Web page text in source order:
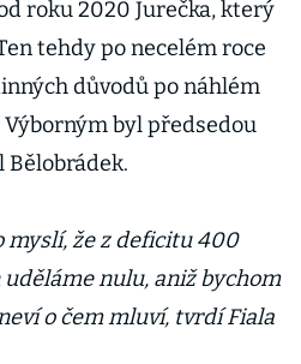
roku 2020 Jurečka, který
tehdy po necelém roce
důvodů po náhlém
byl předsedou
Bělobrádek.
myslí, že z deficitu 400
nulu, aniž bychom
o čem mluví, tvrdí Fiala